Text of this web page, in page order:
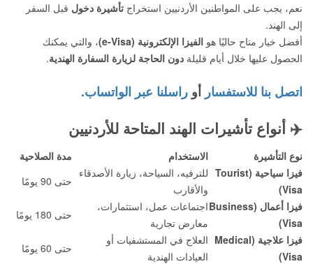
نعم، يجب على المواطنين الأردنيين استخراج تأشيرة دخول قبل السفر
إلى الهند.
أفضل خيار متاح حاليًا هو الفيزا الإلكترونية (e-Visa)
، والتي يمكنك
الحصول عليها خلال أيام قليلة دون الحاجة لزيارة السفارة الهندية.
اتصل بنا للاستفسار أو راسلنا عبر الواتساب.
✈️ أنواع تأشيرات الهند المتاحة للأردنيين
نوع التأشيرة الاستخدام
مدة الصلاحية
فيزا سياحية (Tourist
Visa)
للترفيه، السياحة، زيارة الأصدقاء
والأقارب
حتى 90 يومًا
فيزا أعمال (Business
Visa)
اجتماعات عمل، استثمارات،
معارض تجارية
حتى 180 يومًا
فيزا علاجية (Medical
Visa)
العلاج في المستشفيات أو
العيادات الهندية
حتى 60 يومًا